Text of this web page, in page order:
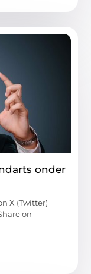
onder
X (Twitter)
on